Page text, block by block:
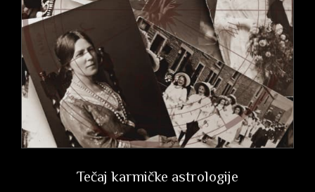
Tečaj karmičke astrologije